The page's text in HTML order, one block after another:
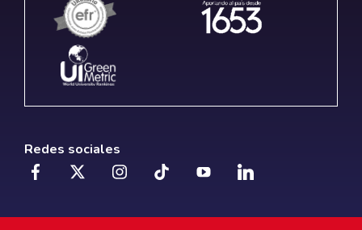
Redes sociales